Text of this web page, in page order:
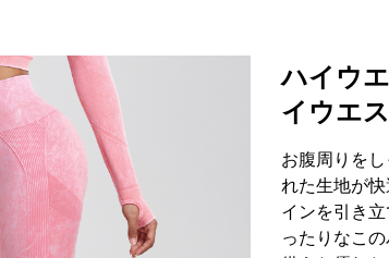
ハイウ
イウエ
お腹周りを
れた生地が
インを引き
ったりなこ